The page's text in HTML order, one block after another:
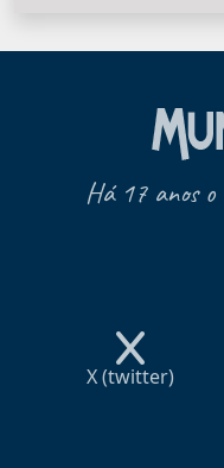
Há 17 anos
X (twitter)